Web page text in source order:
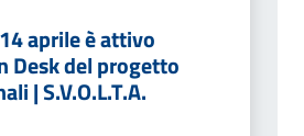
aprile è attivo
Desk del progetto
| S.V.O.L.T.A.